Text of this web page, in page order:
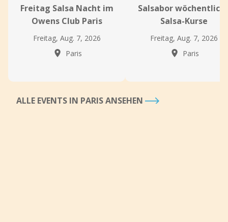
Freitag Salsa Nacht im
Owens Club Paris
Freitag, Aug. 7, 2026
Paris
Salsabor
Salsa-Kurse
Freitag, Aug. 7, 2026
Paris
ALLE EVENTS IN PARIS ANSEHEN